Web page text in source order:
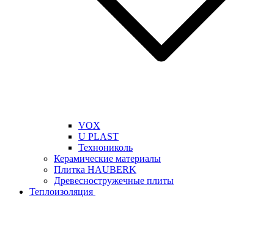
VOX
U PLAST
Технониколь
Керамические материалы
Плитка HAUBERK
Древесностружечные плиты
Теплоизоляция